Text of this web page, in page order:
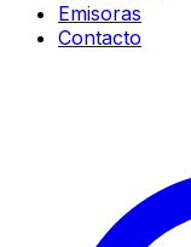
Emisoras
Contacto